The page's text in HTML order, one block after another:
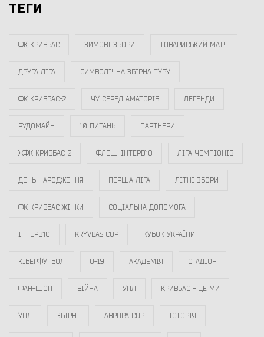
ТЕГИ
ФК КРИВБАС ЗИМОВІ ЗБОРИ ТОВАРИСЬКИЙ МАТЧ
ДРУГА ЛІГА СИМВОЛІЧНА ЗБІРНА ТУРУ
ФК КРИВБАС-2 ЧУ СЕРЕД АМАТОРІВ ЛЕГЕНДИ
РУДОМАЙН 10 ПИТАНЬ ПАРТНЕРИ
ЖФК КРИВБАС-2 ФЛЕШ-ІНТЕРВ`Ю ЛІГА ЧЕМПІОНІВ
ДЕНЬ НАРОДЖЕННЯ ПЕРША ЛІГА ЛІТНІ ЗБОРИ
ФК КРИВБАС ЖІНКИ СОЦІАЛЬНА ДОПОМОГА
ІНТЕРВ`Ю KRYVBAS CUP КУБОК УКРАЇНИ
КІБЕРФУТБОЛ U-19 АКАДЕМІЯ СТАДІОН
ФАН-ШОП ВІЙНА УПЛ КРИВБАС - ЦЕ МИ
УПЛ ЗБІРНІ АВРОРА CUP ІСТОРІЯ